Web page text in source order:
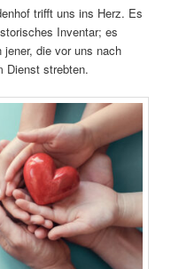
trifft uns ins Herz. Es
Inventar; es
die vor uns nach
Dienst strebten.